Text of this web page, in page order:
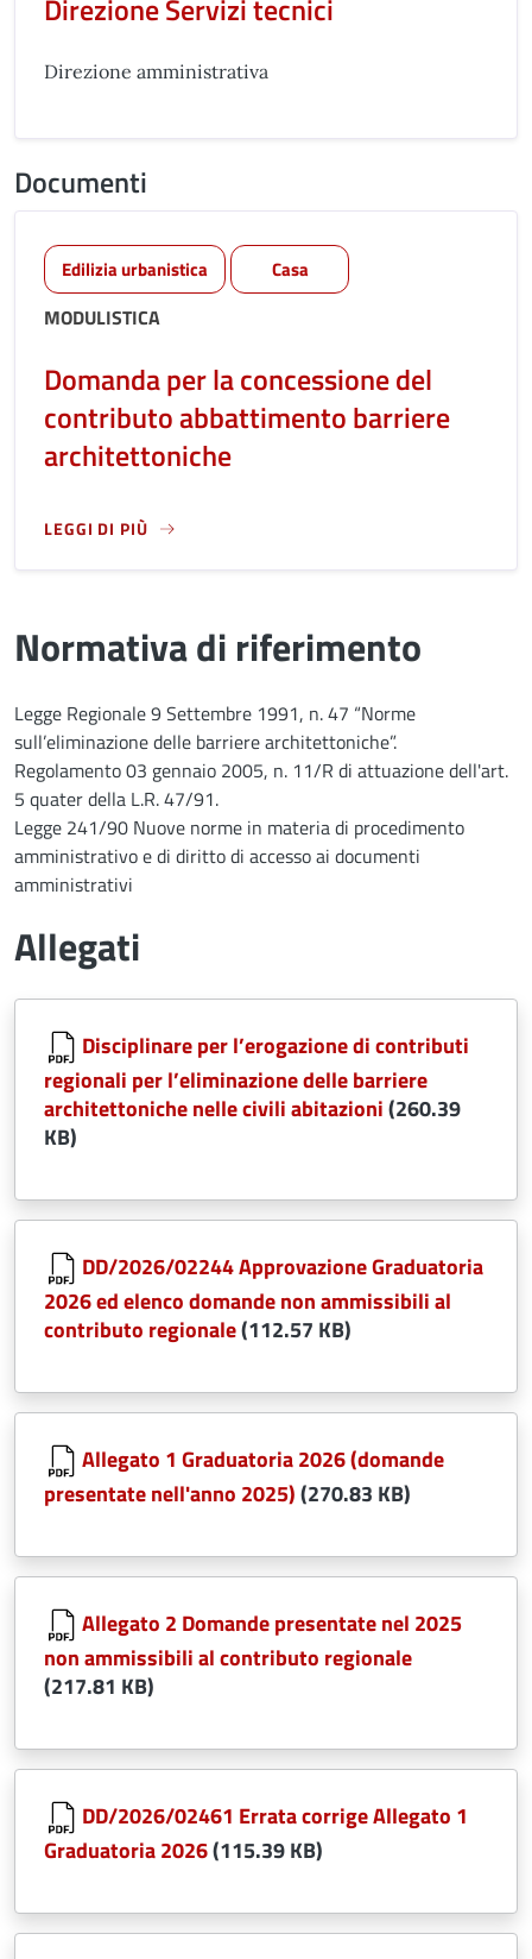
Direzione Servizi tecnici
Direzione amministrativa
Documenti
Edilizia urbanistica Casa
MODULISTICA
Domanda per la concessione del
contributo abbattimento barriere
architettoniche
LEGGI DI PIÙ
LEGGI ANCORA RIGUARDO A: DOMANDA PER LA
Normativa di riferimento
Legge Regionale 9 Settembre 1991, n. 47 “Norme
sull’eliminazione delle barriere architettoniche”.
Regolamento 03 gennaio 2005, n. 11/R di attuazione dell'art.
5 quater della L.R. 47/91.
Legge 241/90 Nuove norme in materia di procedimento
amministrativo e di diritto di accesso ai documenti
amministrativi
Allegati
Document
Disciplinare per l’erogazione di contributi
regionali per l’eliminazione delle barriere
architettoniche nelle civili abitazioni(260.39
KB)
Document
DD/2026/02244 Approvazione Graduatoria
2026 ed elenco domande non ammissibili al
contributo regionale(112.57 KB)
Document
Allegato 1 Graduatoria 2026 (domande
presentate nell'anno 2025)(270.83 KB)
Document
Allegato 2 Domande presentate nel 2025
non ammissibili al contributo regionale
(217.81 KB)
Document
DD/2026/02461 Errata corrige Allegato 1
Graduatoria 2026(115.39 KB)
Document